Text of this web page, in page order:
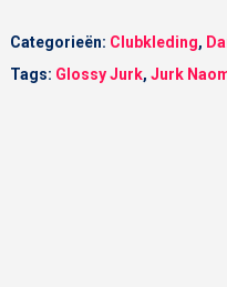
Categorieën: Clubkleding,
Tags: Glossy Jurk,Jurk